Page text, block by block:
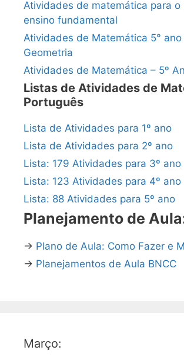
Atividades de matemática para o
ensino fundamental
Atividades de Matemática 5° ano
Geometria
Atividades de Matemática – 5º
Listas de Atividades de
Português
Lista de Atividades para 1º ano
Lista de Atividades para 2º ano
Lista: 179 Atividades para 3º ano
Lista: 123 Atividades para 4º ano
Lista: 88 Atividades para 5º ano
Planejamento de
→ Plano de Aula: Como Fazer e
→ Planejamentos de Aula BNCC
Março: